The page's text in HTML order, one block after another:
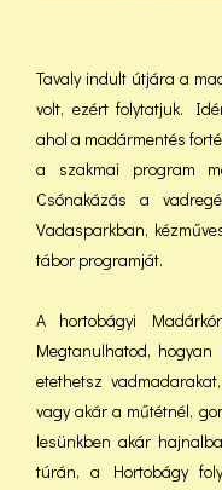
Tavaly indult útjára a
volt, ezért folytatjuk.
ahol a madármentés
a szakmai program
Csónakázás a
Vadasparkban,
tábor programját.
A hortobágyi
Megtanulhatod,
etethetsz
vagy akár a műtétnél,
lesünkben akár
túrán, a Hortobágy